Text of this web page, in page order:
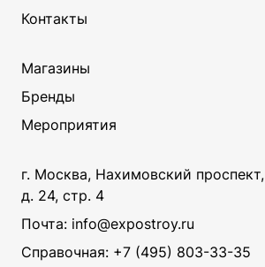
Контакты
Магазины
Бренды
Мероприятия
г. Москва, Нахимовский проспект,
д. 24, стр. 4
Почта: info@expostroy.ru
Справочная: +7 (495) 803-33-35